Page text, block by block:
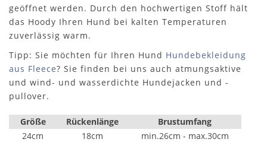
geöffnet werden. Durch den hochwertigen Stoff hält
das Hoody Ihren Hund bei kalten Temperaturen
zuverlässig warm.
Tipp: Sie möchten für Ihren Hund Hundebekleidung
aus Fleece? Sie finden bei uns auch atmungsaktive
und wind- und wasserdichte Hundejacken und -
pullover.
Größe Rückenlänge
Brustumfang
24cm
18cm
min.26cm - max.30cm